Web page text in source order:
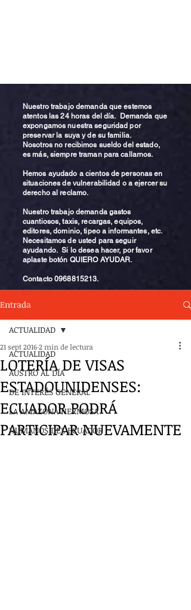
Nuestro trabajo demanda que estemos
atentos las 24 horas del día. Demanda que
expongamos nuestra seguridad por
preservar la suya y de su familia.
Nosotros no recibimos sueldo del estado,
es más, siempre traman para callarnos.
Hemos ayudado a cientos de personas en
situaciones de vulnerabilidad o a ejercer su
derecho al reclamo.
Nuestro trabajo demanda gastos
cuantiosos, taxis, recargas, equipos,
editores, dominio, tipeo a informantes, etc.
Necesitamos de usted para seguir
ayudando. Si lo desea hacer, por favor
aplaste botón QUIERO AYUDAR.
Contacto0968815213.
Entrada
ACTUALIDAD
AUSTRO AL DÍA
DE INTERÉS GENERAL
LA AMAZONA HERMOSA
HUMANOS DEL ECUADOR
ACTUALIDAD
LOTERÍA DE VISAS
ESTADOUNIDENSES:
ECUADOR PODRÁ
PARTICIPAR NUEVAMENTE
21 sept 20162 min de lectura